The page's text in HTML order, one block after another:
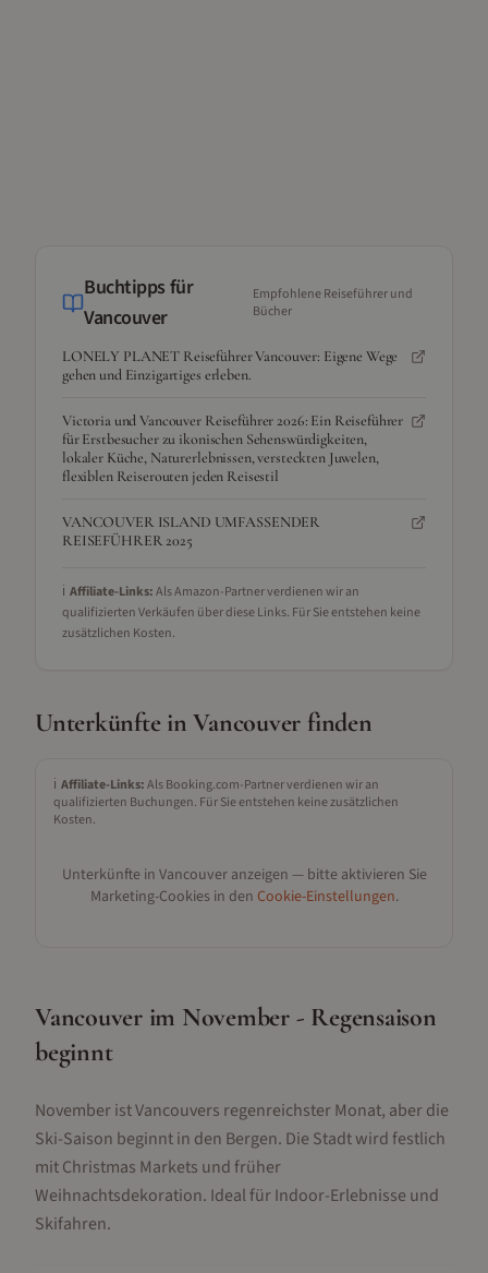
Buchtipps für
Vancouver
Empfohlene Reiseführer und
Bücher
LONELY PLANET Reiseführer Vancouver: Eigene Wege
gehen und Einzigartiges erleben.
Victoria und Vancouver Reiseführer 2026: Ein Reiseführer
für Erstbesucher zu ikonischen Sehenswürdigkeiten,
lokaler Küche, Naturerlebnissen, versteckten Juwelen,
flexiblen Reiserouten jeden Reisestil
VANCOUVER ISLAND UMFASSENDER
REISEFÜHRER 2025
ℹ️ Affiliate-Links:Als Amazon-Partner verdienen wir an
qualifizierten Verkäufen über diese Links. Für Sie entstehen keine
zusätzlichen Kosten.
Unterkünfte inVancouver finden
ℹ️ Affiliate-Links:Als Booking.com-Partner verdienen wir an
qualifizierten Buchungen. Für Sie entstehen keine zusätzlichen
Kosten.
Unterkünfte in Vancouveranzeigen — bitte aktivieren Sie
Marketing-Cookies in den Cookie-Einstellungen.
Vancouver im November - Regensaison
beginnt
November ist Vancouvers regenreichster Monat, aber die
Ski-Saison beginnt in den Bergen. Die Stadt wird festlich
mit Christmas Markets und früher
Weihnachtsdekoration. Ideal für Indoor-Erlebnisse und
Skifahren.